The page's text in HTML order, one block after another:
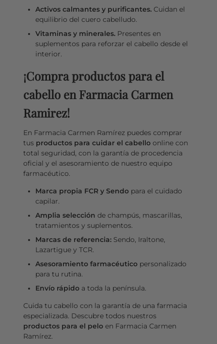
Activos calmantes y purificantes.Cuidan el
equilibrio del cuero cabelludo.
Vitaminas y minerales.Presentes en
suplementos para reforzar el cabello desde el
interior.
¡Compra productos para el
cabello en Farmacia Carmen
Ramirez!
En Farmacia Carmen Ramírez puedes comprar
tus productos para cuidar el cabelloonline con
total seguridad, con la garantía de procedencia
oficial y el asesoramiento de nuestro equipo
farmacéutico.
Marca propia FCR y Sendopara el cuidado
capilar.
Amplia selección de champús, mascarillas,
tratamientos y suplementos.
Marcas de referencia:Sendo, Iraltone,
Lazartigue y TCR.
Asesoramiento farmacéuticopersonalizado
para tu rutina.
Envío rápidoa toda la península.
Cuida tu cabello con la garantía de una farmacia
especializada. Descubre todos nuestros
productos para el peloen Farmacia Carmen
Ramírez.
C Carmen Ramírez
Farmacéutica Virtual - En línea
C
¡Hola! Soy Carmen 😊, tu farmacéutica virtual.
¿Cómo estás hoy y en qué puedo ayudarte?